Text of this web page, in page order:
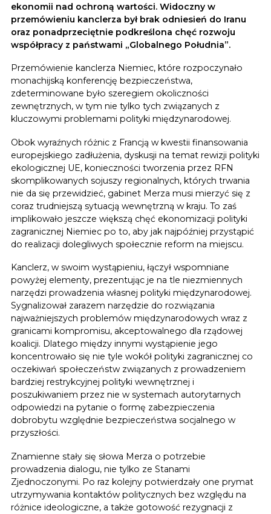
ekonomii nad ochroną wartości. Widoczny w
przemówieniu kanclerza był brak odniesień do Iranu
oraz ponadprzeciętnie podkreślona chęć rozwoju
współpracy z państwami „Globalnego Południa”.
Przemówienie kanclerza Niemiec, które rozpoczynało
monachijską konferencję bezpieczeństwa,
zdeterminowane było szeregiem okoliczności
zewnętrznych, w tym nie tylko tych związanych z
kluczowymi problemami polityki międzynarodowej.
Obok wyraźnych różnic z Francją w kwestii finansowania
europejskiego zadłużenia, dyskusji na temat rewizji polityki
ekologicznej UE, konieczności tworzenia przez RFN
skomplikowanych sojuszy regionalnych, których trwania
nie da się przewidzieć, gabinet Merza musi mierzyć się z
coraz trudniejszą sytuacją wewnętrzną w kraju. To zaś
implikowało jeszcze większą chęć ekonomizacji polityki
zagranicznej Niemiec po to, aby jak najpóźniej przystąpić
do realizacji dolegliwych społecznie reform na miejscu.
Kanclerz, w swoim wystąpieniu, łączył wspomniane
powyżej elementy, prezentując je na tle niezmiennych
narzędzi prowadzenia własnej polityki międzynarodowej.
Sygnalizował zarazem narzędzie do rozwiązania
najważniejszych problemów międzynarodowych wraz z
granicami kompromisu, akceptowalnego dla rządowej
koalicji. Dlatego między innymi wystąpienie jego
koncentrowało się nie tyle wokół polityki zagranicznej co
oczekiwań społeczeństw związanych z prowadzeniem
bardziej restrykcyjnej polityki wewnętrznej i
poszukiwaniem przez nie w systemach autorytarnych
odpowiedzi na pytanie o formę zabezpieczenia
dobrobytu względnie bezpieczeństwa socjalnego w
przyszłości.
Znamienne stały się słowa Merza o potrzebie
prowadzenia dialogu, nie tylko ze Stanami
Zjednoczonymi. Po raz kolejny potwierdzały one prymat
utrzymywania kontaktów politycznych bez względu na
różnice ideologiczne, a także gotowość rezygnacji z